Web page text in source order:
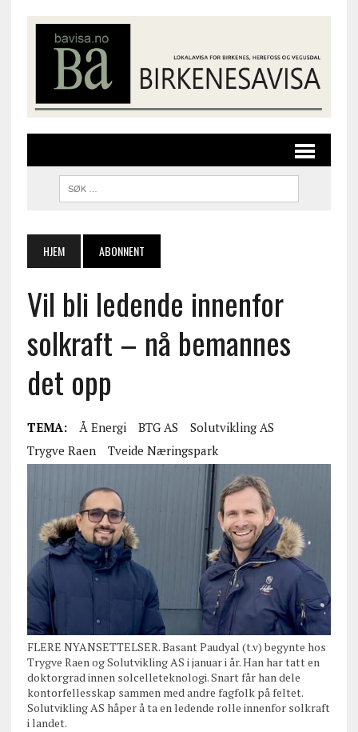
HJEM ABONNENT
Vil bli ledende innenfor
solkraft – nå bemannes
det opp
TEMA: Å Energi BTG AS
Solutvikling AS
Trygve Raen
Tveide Næringspark
FLERE NYANSETTELSER. Basant Paudyal (t.v) begynte hos
Trygve Raen og Solutvikling AS i januar i år. Han har tatt en
doktorgrad innen solcelleteknologi. Snart får han dele
kontorfellesskap sammen med andre fagfolk på feltet.
Solutvikling AS håper å ta en ledende rolle innenfor solkraft
i landet.